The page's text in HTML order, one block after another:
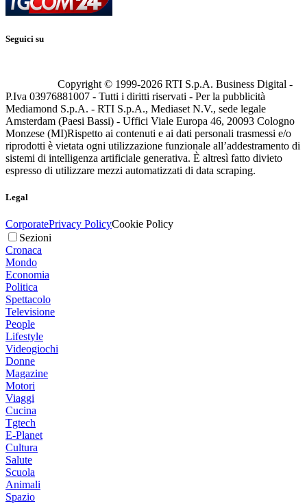
Seguici su
Copyright © 1999-2026 RTI S.p.A. Business Digital -
P.Iva 03976881007 - Tutti i diritti riservati - Per la pubblicità
Mediamond S.p.A. - RTI S.p.A., Mediaset N.V., sede legale
Amsterdam (Paesi Bassi) - Uffici Viale Europa 46, 20093 Cologno
Monzese (MI)Rispetto ai contenuti e ai dati personali trasmessi e/o
riprodotti è vietata ogni utilizzazione funzionale all’addestramento di
sistemi di intelligenza artificiale generativa. È altresì fatto divieto
espresso di utilizzare mezzi automatizzati di data scraping.
Legal
CorporatePrivacy PolicyCookie Policy
Sezioni
Cronaca
Mondo
Economia
Politica
Spettacolo
Televisione
People
Lifestyle
Videogiochi
Donne
Magazine
Motori
Viaggi
Cucina
Tgtech
E-Planet
Cultura
Salute
Scuola
Animali
Spazio